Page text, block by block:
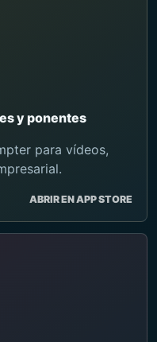
y ponentes
para vídeos,
ABRIR EN APP STORE